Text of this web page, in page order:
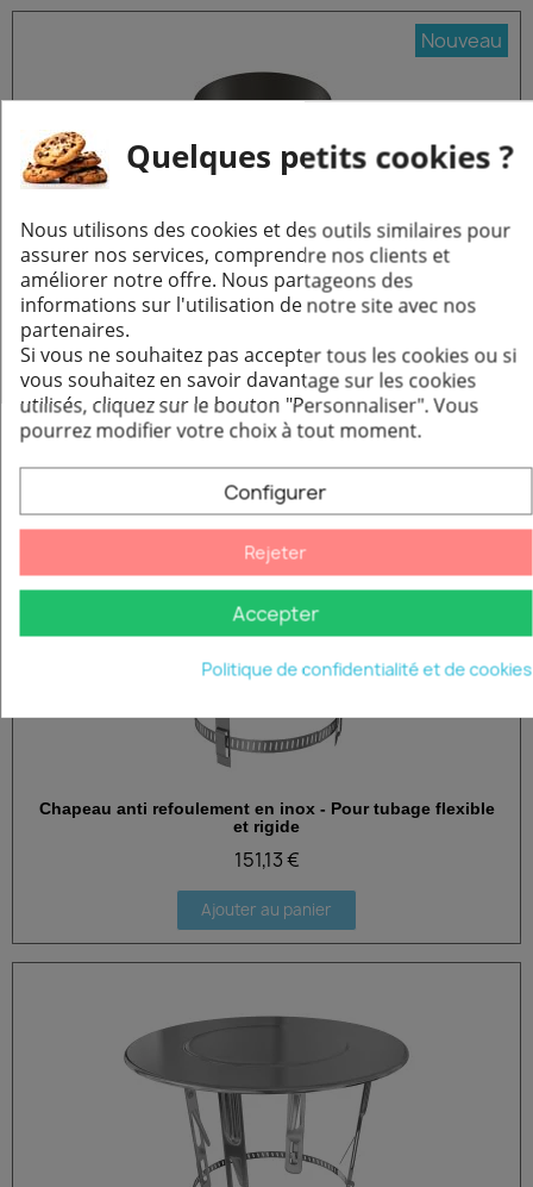
Aperçu rapide
Nouveau
Augmentation Femelle / Mâle - Conduit émaillé 1 mm
57,92 €
Ajouter au panier
Aperçu rapide
Chapeau anti refoulement en inox - Pour tubage flexible
et rigide
151,13 €
Ajouter au panier
Quelques petits cookies ?
Nous utilisons des cookies et des outils similaires pour
assurer nos services, comprendre nos clients et
améliorer notre offre. Nous partageons des
informations sur l'utilisation de notre site avec nos
partenaires.
Si vous ne souhaitez pas accepter tous les cookies ou si
vous souhaitez en savoir davantage sur les cookies
utilisés, cliquez sur le bouton "Personnaliser".Vous
pourrez modifier votre choix à tout moment.
Configurer
Rejeter
Accepter
Politique de confidentialité et de cookies